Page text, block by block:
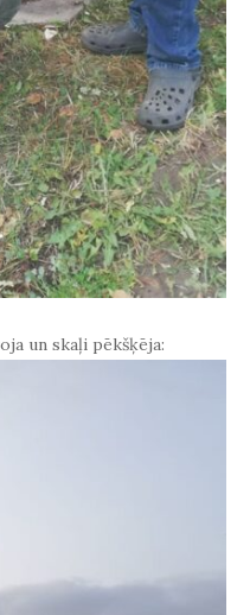
un skaļi pēkšķēja: